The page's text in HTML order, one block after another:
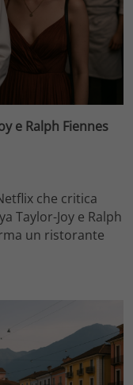
e Ralph Fiennes
che critica
Taylor-Joy e Ralph
un ristorante